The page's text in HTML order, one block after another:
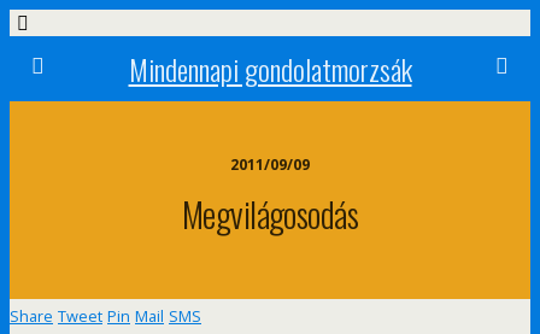
Mindennapi gondolatmorzsák
2011/09/09
Megvilágosodás
Share Tweet Pin Mail SMS